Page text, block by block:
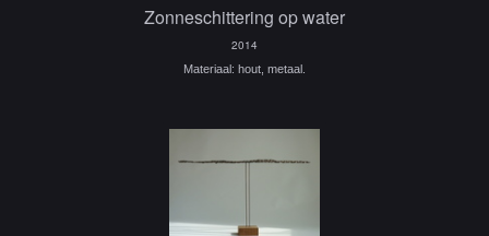
Zonneschittering op water
2014
Materiaal: hout, metaal.